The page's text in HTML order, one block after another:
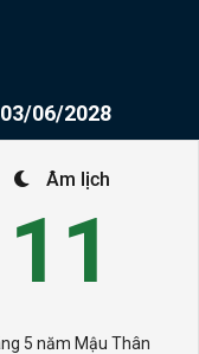
06/2028
Âm lịch
11
5 năm Mậu Thân